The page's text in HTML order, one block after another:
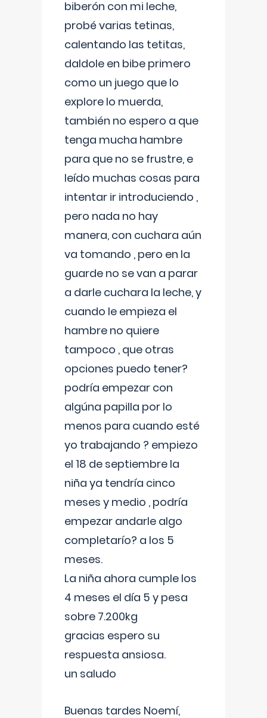
biberón con mi leche,
probé varias tetinas,
calentando las tetitas,
daldole en bibe primero
como un juego que lo
explore lo muerda,
también no espero a que
tenga mucha hambre
para que no se frustre, e
leído muchas cosas para
intentar ir introduciendo ,
pero nada no hay
manera, con cuchara aún
va tomando , pero en la
guarde no se van a parar
a darle cuchara la leche, y
cuando le empieza el
hambre no quiere
tampoco , que otras
opciones puedo tener?
podría empezar con
algúna papilla por lo
menos para cuando esté
yo trabajando ? empiezo
el 18 de septiembre la
niña ya tendría cinco
meses y medio , podría
empezar andarle algo
completarío? a los 5
meses.
La niña ahora cumple los
4 meses el día 5 y pesa
sobre 7.200kg
gracias espero su
respuesta ansiosa.
un saludo
Buenas tardes Noemí,